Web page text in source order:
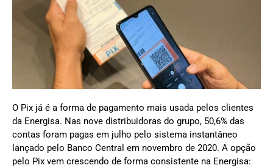
O Pix já é a forma de pagamento mais usada pelos clientes
da Energisa. Nas nove distribuidoras do grupo, 50,6% das
contas foram pagas em julho pelo sistema instantâneo
lançado pelo Banco Central em novembro de 2020. A opção
pelo Pix vem crescendo de forma consistente na Energisa: